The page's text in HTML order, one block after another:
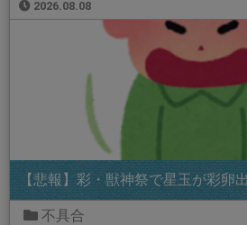
2026.08.08
【悲報】彩・獣神祭で星玉が彩卵
不具合